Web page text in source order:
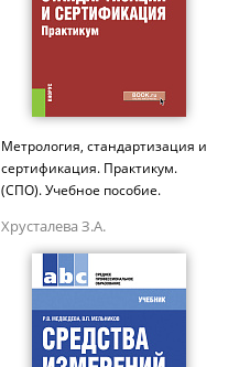
Метрология, стандартизация и
сертификация. Практикум.
(СПО). Учебное пособие.
Хрусталева З.А.